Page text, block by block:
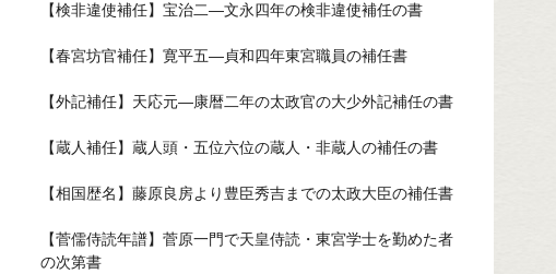
【検非違使補任】宝治二—文永四年の検非違使補任の書
【春宮坊官補任】寛平五—貞和四年東宮職員の補任書
【外記補任】天応元—康暦二年の太政官の大少外記補任の書
【蔵人補任】蔵人頭・五位六位の蔵人・非蔵人の補任の書
【相国歴名】藤原良房より豊臣秀吉までの太政大臣の補任書
【菅儒侍読年譜】菅原一門で天皇侍読・東宮学士を勤めた者
の次第書